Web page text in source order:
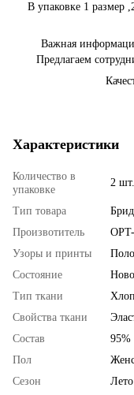
В упаковке 1 размер
Важная
Предлагаем
Характеристики
Количество в
упаковке
2 шт.
Тип товара
Произвотитель
Узоры и принты
Состояние
Тип ткани
Свойства ткани
Состав
95%
Пол
Сезон
Лето